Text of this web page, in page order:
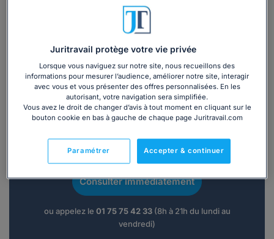
Recevoir des devis d'avocats
3 devis en 48h
Vous souhaitez une consultation par
téléphone ?
Consulter immédiatement
ou appelez le 01 75 75 42 33(8h à 21h du lundi au
vendredi)
Juritravail protège votre vie privée
Lorsque vous naviguez sur notre site, nous recueillons des
informations pour mesurer l’audience, améliorer notre site, interagir
avec vous et vous présenter des offres personnalisées. En les
autorisant, votre navigation sera simplifiée.
Vous avez le droit de changer d’avis à tout moment en cliquant sur le
bouton cookie en bas à gauche de chaque page Juritravail.com
Accepter & continuer
Paramétrer